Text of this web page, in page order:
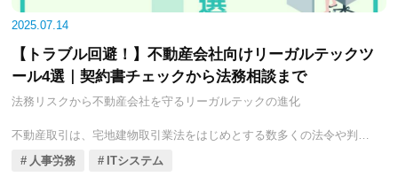
2025年現在、賃貸管理会社向けのオーナーアプリ・サービスは、多様
な機能と特徴を持つものが登場しています。本コラムでは、賃貸管理
るための最適なアプリを見つけるため、特に注目すべき4つのオーナー
アプリ・サービスを厳選し、それぞれの主要機能、導入料金、そして
ナーリレーション強化のための一助となれば幸いです。
2025.07.14
【トラブル回避！】不動産会社向けリーガルテックツ
ール4選｜契約書チェックから法務相談まで
法務リスクから不動産会社を守るリーガルテックの進化
不動産取引は、宅地建物取引業法をはじめとする数多くの法令や判例
に則って行われる、極めて専門性が高く、かつ法務リスクを伴う業務
です。契約書の不備、重要事項説明の漏れ、顧客とのトラブル、コン
人事労務 ITシステム